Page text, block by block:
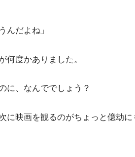
んだよね」
何度かありました。
に、なんででしょう？
に映画を観るのがちょっと億劫に